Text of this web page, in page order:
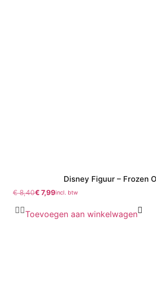
Disney Figuur – Frozen
€8,40€7,99incl. btw
Toevoegen aan winkelwagen